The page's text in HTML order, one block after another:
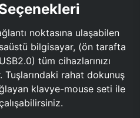
noktasına ulaşabilen
bilgisayar, (ön tarafta
tüm cihazlarınızı
Tuşlarındaki rahat dokunuş
klavye-mouse seti ile